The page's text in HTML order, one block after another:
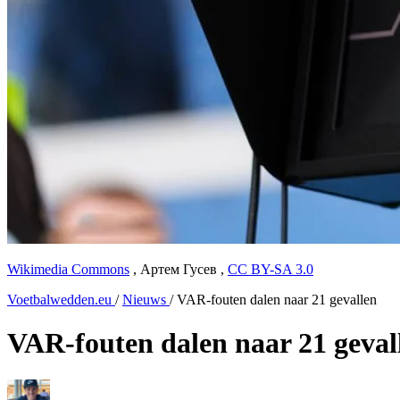
Wikimedia Commons , Артем Гусев , CC BY-SA 3.0
Voetbalwedden.eu / Nieuws / VAR-fouten dalen naar 21 gevallen
VAR-fouten dalen naar 21